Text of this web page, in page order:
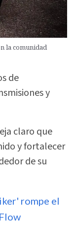
la comunidad
de
y
claro que
y fortalecer
de su
rompe el